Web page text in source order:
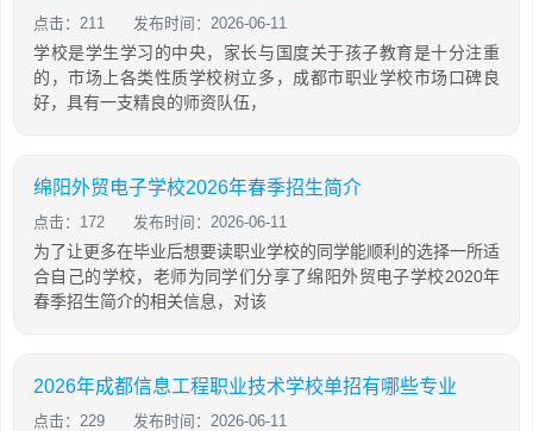
点击：211 发布时间：2026-06-11
学校是学生学习的中央，家长与国度关于孩子教育是十分注重
的，市场上各类性质学校树立多，成都市职业学校市场口碑良
好，具有一支精良的师资队伍，
绵阳外贸电子学校2026年春季招生简介
点击：172 发布时间：2026-06-11
为了让更多在毕业后想要读职业学校的同学能顺利的选择一所适
合自己的学校，老师为同学们分享了绵阳外贸电子学校2020年
春季招生简介的相关信息，对该
2026年成都信息工程职业技术学校单招有哪些专业
点击：229 发布时间：2026-06-11